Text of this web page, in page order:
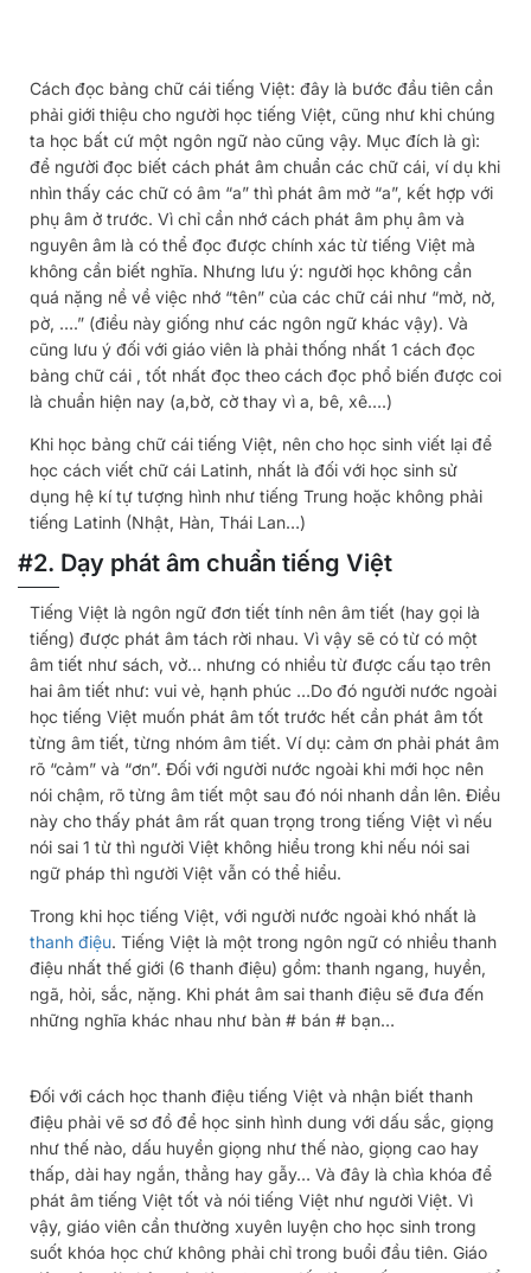
Cách đọc bảng chữ cái tiếng Việt: đây là bước đầu tiên cần
phải giới thiệu cho người học tiếng Việt, cũng như khi chúng
ta học bất cứ một ngôn ngữ nào cũng vậy. Mục đích là gì:
để người đọc biết cách phát âm chuẩn các chữ cái, ví dụ khi
nhìn thấy các chữ có âm “a” thì phát âm mở “a”, kết hợp với
phụ âm ở trước. Vì chỉ cần nhớ cách phát âm phụ âm và
nguyên âm là có thể đọc được chính xác từ tiếng Việt mà
không cần biết nghĩa. Nhưng lưu ý: người học không cần
quá nặng nề về việc nhớ “tên” của các chữ cái như “mờ, nờ,
pờ, ….” (điều này giống như các ngôn ngữ khác vậy). Và
cũng lưu ý đối với giáo viên là phải thống nhất 1 cách đọc
bảng chữ cái , tốt nhất đọc theo cách đọc phổ biến được coi
là chuẩn hiện nay (a,bờ, cờ thay vì a, bê, xê….)
Khi học bảng chữ cái tiếng Việt, nên cho học sinh viết lại để
học cách viết chữ cái Latinh, nhất là đối với học sinh sử
dụng hệ kí tự tượng hình như tiếng Trung hoặc không phải
tiếng Latinh (Nhật, Hàn, Thái Lan…)
#2. Dạy phát âm chuẩn tiếng Việt
Tiếng Việt là ngôn ngữ đơn tiết tính nên âm tiết (hay gọi là
tiếng) được phát âm tách rời nhau. Vì vậy sẽ có từ có một
âm tiết như sách, vở… nhưng có nhiều từ được cấu tạo trên
hai âm tiết như: vui vẻ, hạnh phúc …Do đó người nước ngoài
học tiếng Việt muốn phát âm tốt trước hết cần phát âm tốt
từng âm tiết, từng nhóm âm tiết. Ví dụ: cảm ơn phải phát âm
rõ “cảm” và “ơn”. Đối với người nước ngoài khi mới học nên
nói chậm, rõ từng âm tiết một sau đó nói nhanh dần lên. Điều
này cho thấy phát âm rất quan trọng trong tiếng Việt vì nếu
nói sai 1 từ thì người Việt không hiểu trong khi nếu nói sai
ngữ pháp thì người Việt vẫn có thể hiểu.
Trong khi học tiếng Việt, với người nước ngoài khó nhất là
thanh điệu. Tiếng Việt là một trong ngôn ngữ có nhiều thanh
điệu nhất thế giới (6 thanh điệu) gồm: thanh ngang, huyền,
ngã, hỏi, sắc, nặng. Khi phát âm sai thanh điệu sẽ đưa đến
những nghĩa khác nhau như bàn # bán # bạn…
Đối với cách học thanh điệu tiếng Việt và nhận biết thanh
điệu phải vẽ sơ đồ để học sinh hình dung với dấu sắc, giọng
như thế nào, dấu huyền giọng như thế nào, giọng cao hay
thấp, dài hay ngắn, thẳng hay gẫy… Và đây là chìa khóa để
phát âm tiếng Việt tốt và nói tiếng Việt như người Việt. Vì
vậy, giáo viên cần thường xuyên luyện cho học sinh trong
suốt khóa học chứ không phải chỉ trong buổi đầu tiên. Giáo